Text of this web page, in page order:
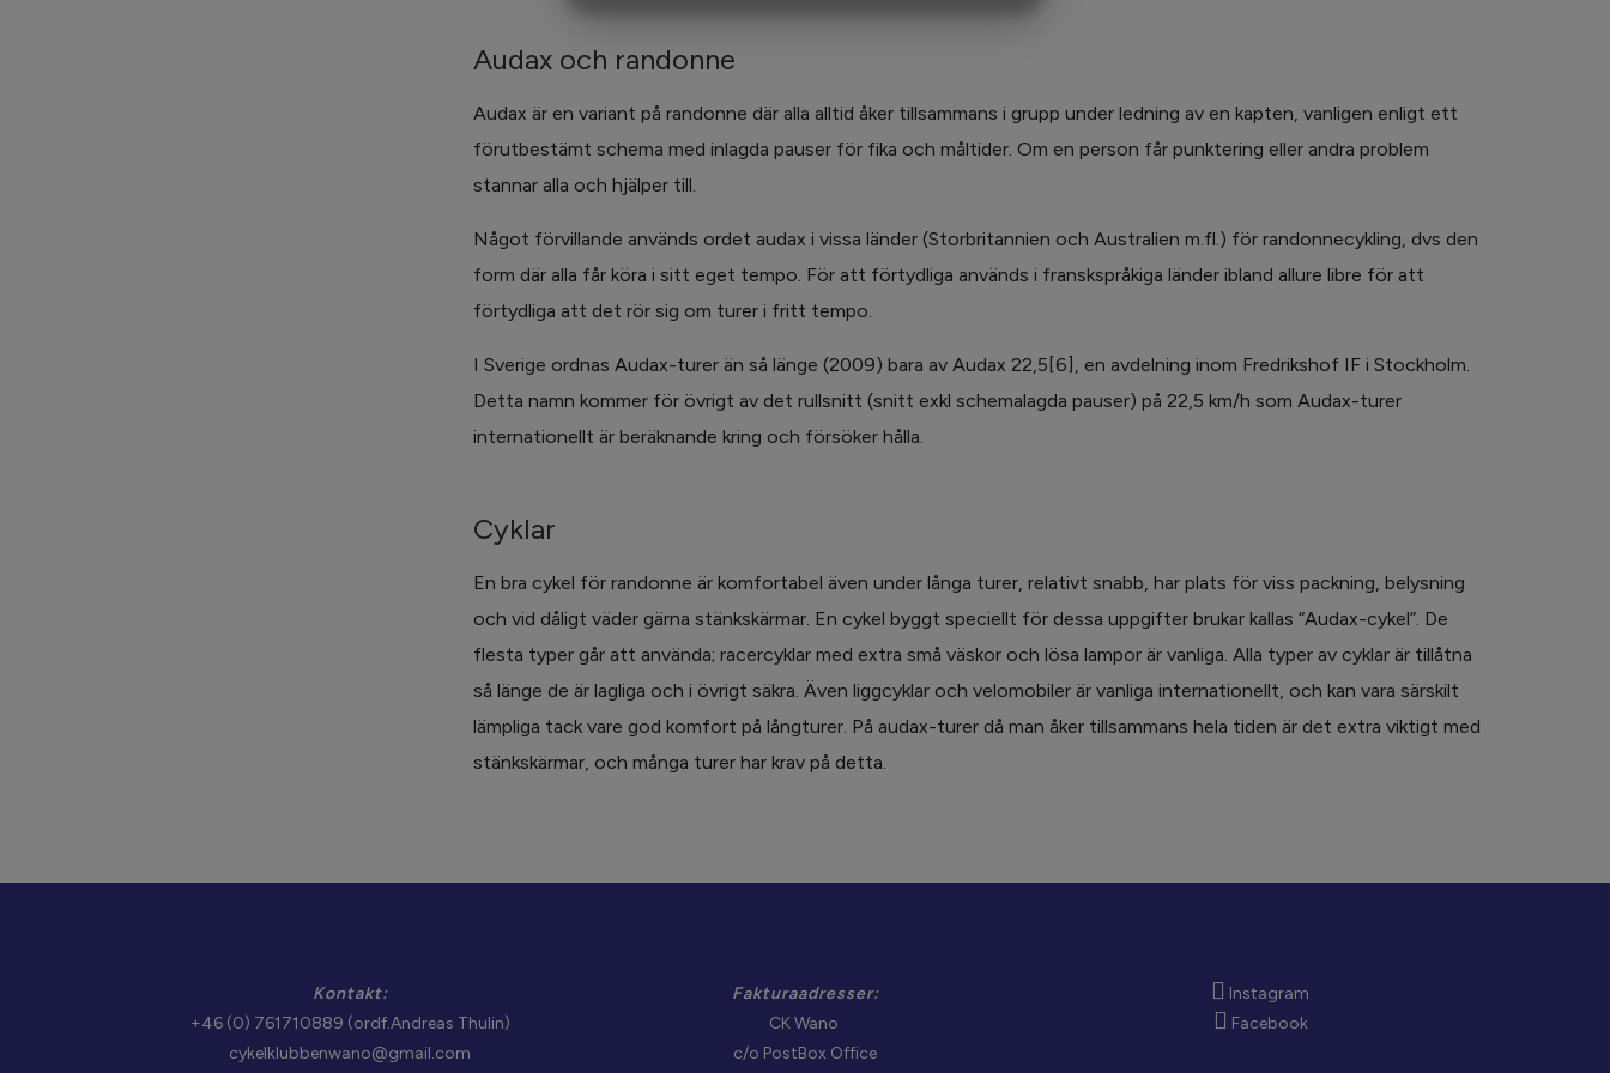
Audax och randonne
Audax är en variant på randonne där alla alltid åker tillsammans i grupp under ledning av en kapten, vanligen enligt ett
förutbestämt schema med inlagda pauser för fika och måltider. Om en person får punktering eller andra problem
stannar alla och hjälper till.
Något förvillande används ordet audax i vissa länder (Storbritannien och Australien m.fl.) för randonnecykling, dvs den
form där alla får köra i sitt eget tempo. För att förtydliga används i franskspråkiga länder ibland allure libre för att
förtydliga att det rör sig om turer i fritt tempo.
I Sverige ordnas Audax-turer än så länge (2009) bara av Audax 22,5[6], en avdelning inom Fredrikshof IF i Stockholm.
Detta namn kommer för övrigt av det rullsnitt (snitt exkl schemalagda pauser) på 22,5 km/h som Audax-turer
internationellt är beräknande kring och försöker hålla.
Cyklar
En bra cykel för randonne är komfortabel även under långa turer, relativt snabb, har plats för viss packning, belysning
och vid dåligt väder gärna stänkskärmar. En cykel byggt speciellt för dessa uppgifter brukar kallas “Audax-cykel”. De
flesta typer går att använda; racercyklar med extra små väskor och lösa lampor är vanliga. Alla typer av cyklar är tillåtna
så länge de är lagliga och i övrigt säkra. Även liggcyklar och velomobiler är vanliga internationellt, och kan vara särskilt
lämpliga tack vare god komfort på långturer. På audax-turer då man åker tillsammans hela tiden är det extra viktigt med
stänkskärmar, och många turer har krav på detta.
Kontakt:
+46 (0) 761710889 (ordf.Andreas Thulin)
cykelklubbenwano@gmail.com
Fakturaadresser:
CK Wano
c/o PostBox Office
Instagram
Facebook